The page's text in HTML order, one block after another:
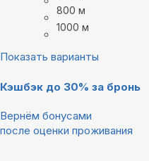
800 м
1000 м
Показать варианты
Кэшбэк до 30% за бронь
Вернём бонусами
после оценки проживания